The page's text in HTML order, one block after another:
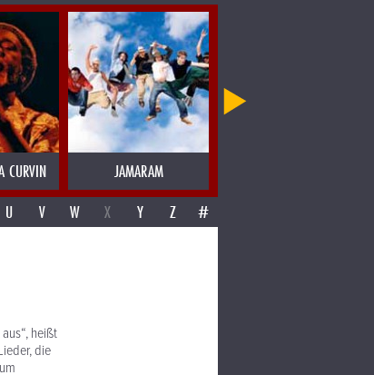
CURVIN JAMARAM
U V W X Y Z #
heißt
die